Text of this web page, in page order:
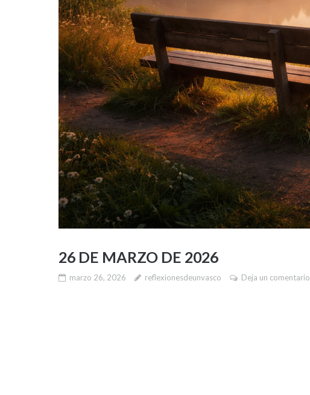
26 DE MARZO DE 2026
marzo 26, 2026 reflexionesdeunvasco Deja un comentario